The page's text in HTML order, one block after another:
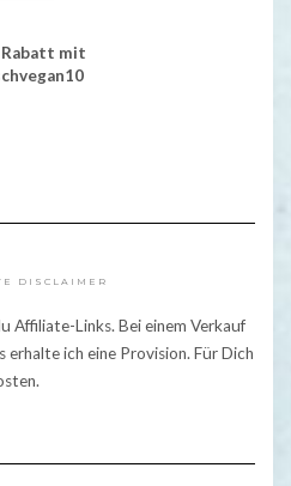
Rabatt mit
DISCLAIMER
Affiliate-Links. Bei einem Verkauf
ich eine Provision. Für Dich